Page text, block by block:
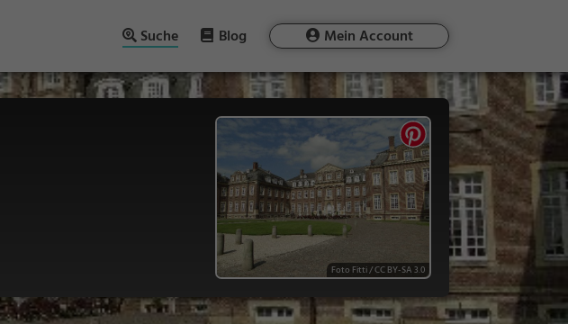
Suche Blog Mein Account
Foto Fitti/CC BY-SA 3.0